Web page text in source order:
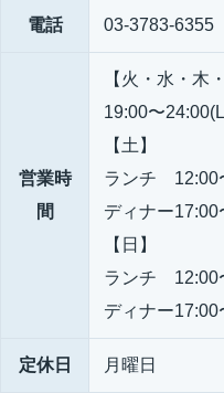
電話 03-3783-6355
営業時
間
【火・水・木
19:00〜
【土】
ランチ 12:00
ディナー17:00
【日】
ランチ 12:00
ディナー17:00
定休日 月曜日